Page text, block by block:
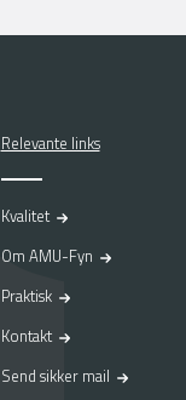
Relevante links
Kvalitet
Om AMU-Fyn
Praktisk
Kontakt
Send sikker mail